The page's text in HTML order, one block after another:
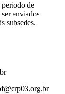
período de
enviados
subsedes.